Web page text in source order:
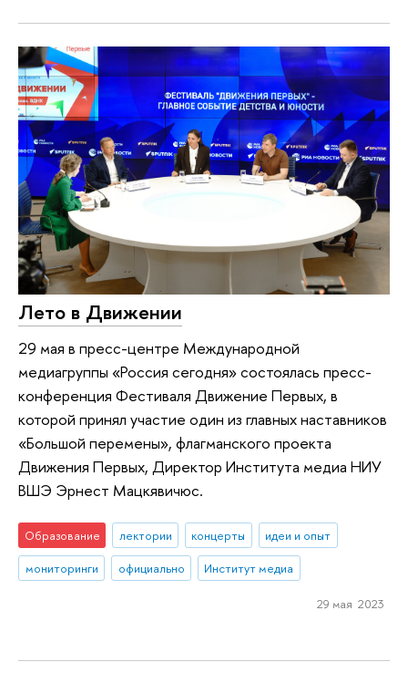
Лето в Движении
29 мая в пресс-центре Международной
медиагруппы «Россия сегодня» состоялась пресс-
конференция Фестиваля Движение Первых, в
которой принял участие один из главных наставников
«Большой перемены», флагманского проекта
Движения Первых, Директор Института медиа НИУ
ВШЭ Эрнест Мацкявичюс.
Образование лектории концерты
идеи и опыт
мониторинги
официально Институт медиа
29 мая 2023